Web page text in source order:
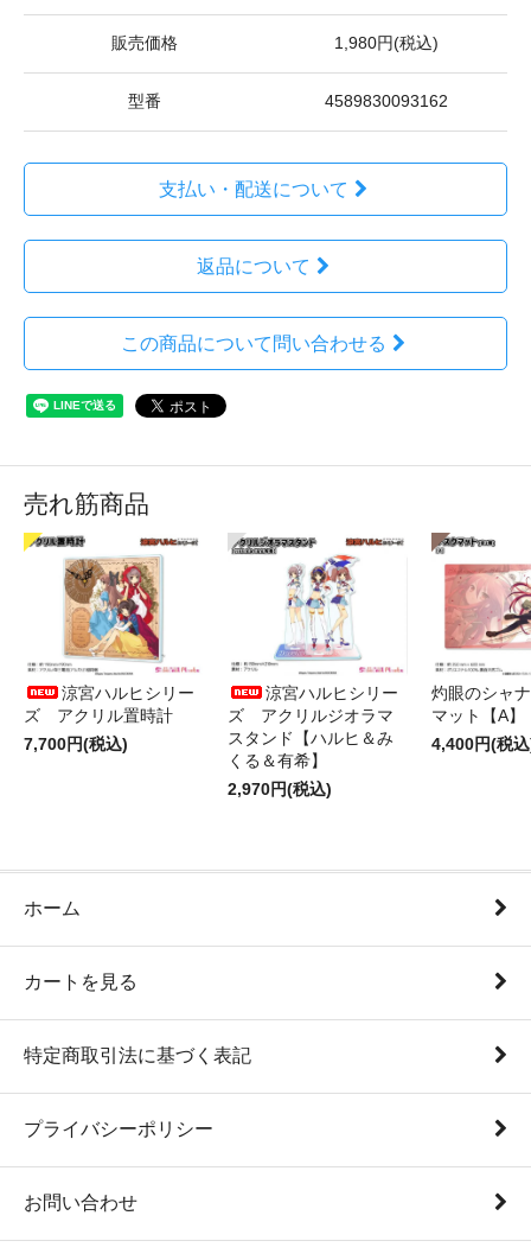
販売価格 1,980円(税込)
型番 4589830093162
支払い・配送について
返品について
この商品について問い合わせる
売れ筋商品
涼宮ハルヒシリー
ズ アクリル置時計
7,700円(税込)
涼宮ハルヒシリー
ズ アクリルジオラマ
スタンド【ハルヒ＆み
くる＆有希】
2,970円(税込)
灼眼のシャ
マット【A】
4,400円(税
ホーム
カートを見る
特定商取引法に基づく表記
プライバシーポリシー
お問い合わせ